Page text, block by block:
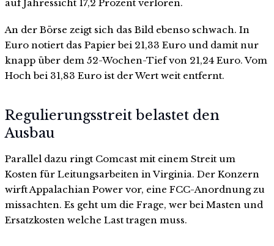
auf Jahressicht 17,2 Prozent verloren.
An der Börse zeigt sich das Bild ebenso schwach. In
Euro notiert das Papier bei 21,33 Euro und damit nur
knapp über dem 52-Wochen-Tief von 21,24 Euro. Vom
Hoch bei 31,83 Euro ist der Wert weit entfernt.
Regulierungsstreit belastet den
Ausbau
Parallel dazu ringt Comcast mit einem Streit um
Kosten für Leitungsarbeiten in Virginia. Der Konzern
wirft Appalachian Power vor, eine FCC-Anordnung zu
missachten. Es geht um die Frage, wer bei Masten und
Ersatzkosten welche Last tragen muss.